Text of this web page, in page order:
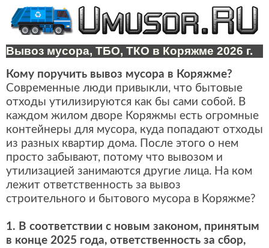
Вывоз мусора, ТБО, ТКО в Коряжме 2026 г.
Кому поручить вывоз мусора в Коряжме?
Современные люди привыкли, что бытовые
отходы утилизируются как бы сами собой. В
каждом жилом дворе Коряжмы есть огромные
контейнеры для мусора, куда попадают отходы
из разных квартир дома. После этого о нем
просто забывают, потому что вывозом и
утилизацией занимаются другие лица. На ком
лежит ответственность за вывоз
строительного и бытового мусора в Коряжме?
1. В соответствии с новым законом, принятым
в конце 2025 года, ответственность за сбор,